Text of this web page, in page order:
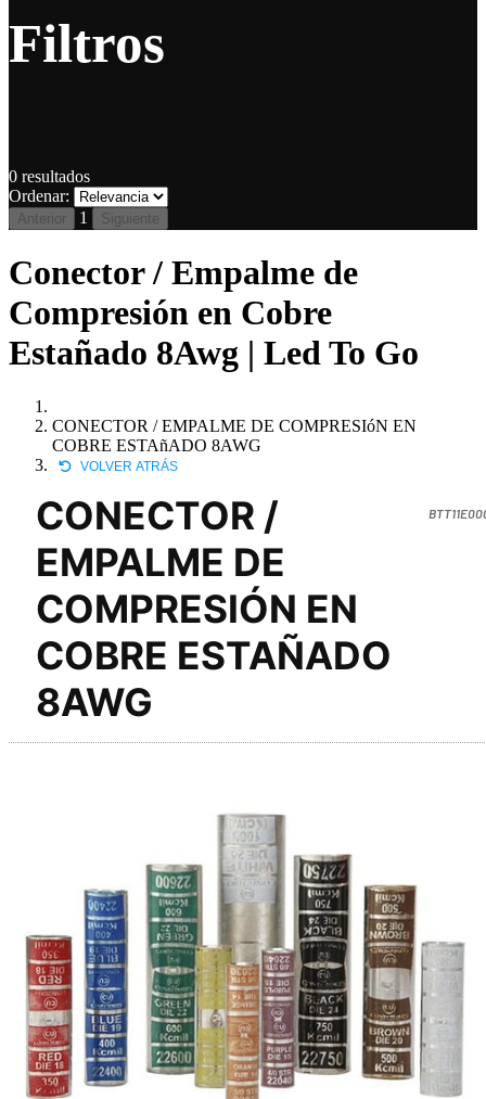
Filtros
0 resultados
Ordenar:
Anterior 1 Siguiente
Conector / Empalme de
Compresión en Cobre
Estañado 8Awg | Led To Go
CONECTOR / EMPALME DE COMPRESIóN EN
COBRE ESTAñADO 8AWG
VOLVER ATRÁS
CONECTOR /
EMPALME DE
COMPRESIÓN EN
COBRE ESTAÑADO
8AWG